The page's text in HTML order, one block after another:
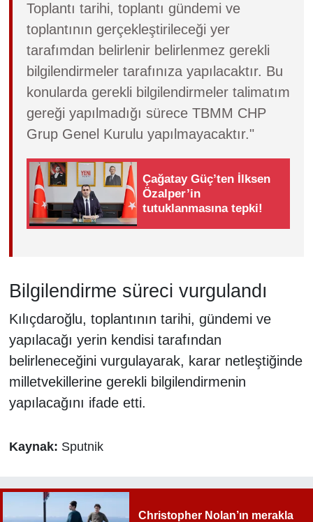
Toplantı tarihi, toplantı gündemi ve
toplantının gerçekleştirileceği yer
tarafımdan belirlenir belirlenmez gerekli
bilgilendirmeler tarafınıza yapılacaktır. Bu
konularda gerekli bilgilendirmeler talimatım
gereği yapılmadığı sürece TBMM CHP
Grup Genel Kurulu yapılmayacaktır."
Çağatay Güç’ten İlksen
Özalper’in
tutuklanmasına tepki!
Bilgilendirme süreci vurgulandı
Kılıçdaroğlu, toplantının tarihi, gündemi ve
yapılacağı yerin kendisi tarafından
belirleneceğini vurgulayarak, karar netleştiğinde
milletvekillerine gerekli bilgilendirmenin
yapılacağını ifade etti.
Kaynak: Sputnik
Christopher Nolan’ın merakla